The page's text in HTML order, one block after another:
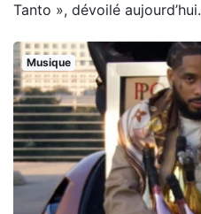
Tanto », dévoilé aujourd’hui.
Musique